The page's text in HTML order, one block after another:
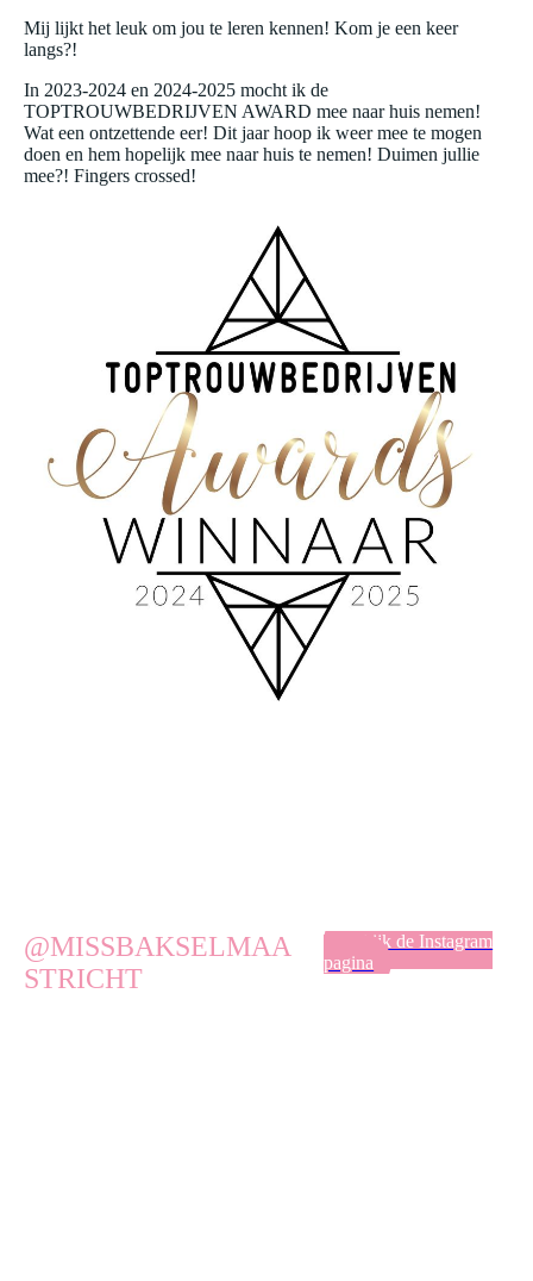
Mij lijkt het leuk om jou te leren kennen! Kom je een keer
langs?!
In 2023-2024 en 2024-2025 mocht ik de
TOPTROUWBEDRIJVEN AWARD mee naar huis nemen!
Wat een ontzettende eer! Dit jaar hoop ik weer mee te mogen
doen en hem hopelijk mee naar huis te nemen! Duimen jullie
mee?! Fingers crossed!
Bekijk de Instagram
pagina
@MISSBAKSELMAA
STRICHT